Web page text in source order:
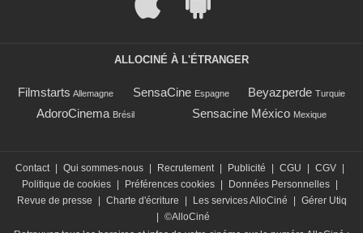
ALLOCINÉ À L'ÉTRANGER
Filmstarts Allemagne SensaCine Espagne Beyazperde Turquie
AdoroCinema Brésil Sensacine México Mexique
Contact | Qui sommes-nous | Recrutement | Publicité | CGU | CGV |
Politique de cookies | Préférences cookies | Données Personnelles |
Revue de presse
| Charte d'écriture | Les services AlloCiné | Gérer Utiq
| ©AlloCiné